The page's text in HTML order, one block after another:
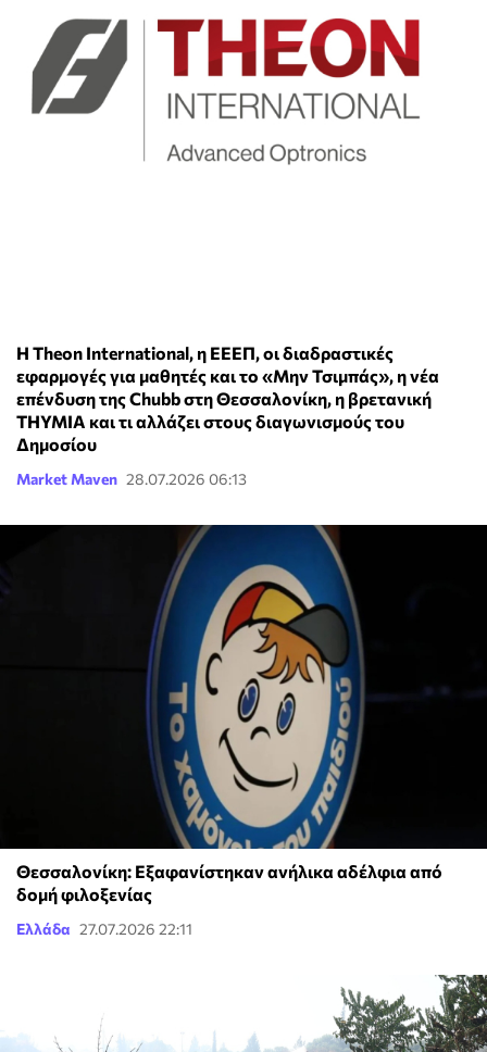
Η Theon International, η ΕΕΕΠ, οι διαδραστικές
εφαρμογές για μαθητές και το «Μην Τσιμπάς», η νέα
επένδυση της Chubb στη Θεσσαλονίκη, η βρετανική
THYMIA και τι αλλάζει στους διαγωνισμούς του
Δημοσίου
Market Maven 28.07.2026 06:13
Θεσσαλονίκη: Εξαφανίστηκαν ανήλικα αδέλφια από
δομή φιλοξενίας
Ελλάδα 27.07.2026 22:11